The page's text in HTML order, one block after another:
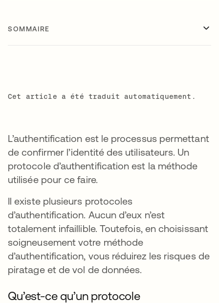
SOMMAIRE
Cet article a été traduit automatiquement.
L’authentification est le processus permettant
de confirmer l’identité des utilisateurs. Un
protocole d’authentification est la méthode
utilisée pour ce faire.
Il existe plusieurs protocoles
d’authentification. Aucun d’eux n’est
totalement infaillible. Toutefois, en choisissant
soigneusement votre méthode
d’authentification, vous réduirez les risques de
piratage et de vol de données.
Qu’est-ce qu’un protocole